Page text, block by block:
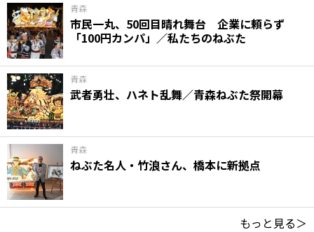
青森
市民一丸、50回目晴れ舞台 企業に頼らず
「100円カンパ」／私たちのねぶた
青森
武者勇壮、ハネト乱舞／青森ねぶた祭開幕
青森
ねぶた名人・竹浪さん、橋本に新拠点
もっと見る＞